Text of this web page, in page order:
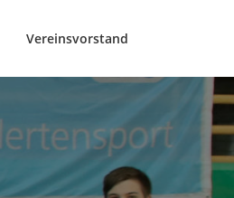
Vereinsvorstand